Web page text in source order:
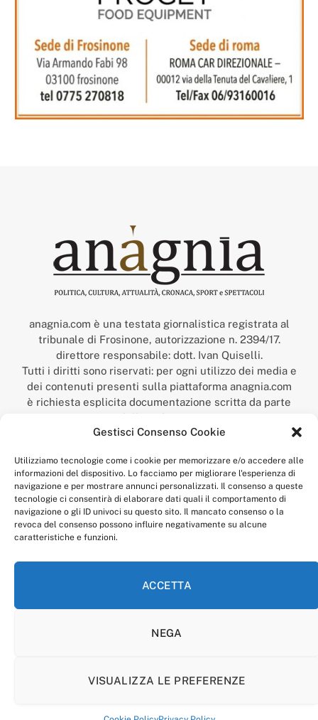
Gestisci Consenso Cookie
Utilizziamo tecnologie come i cookie per memorizzare e/o accedere alle
informazioni del dispositivo. Lo facciamo per migliorare l'esperienza di
navigazione e per mostrare annunci personalizzati. Il consenso a queste
tecnologie ci consentirà di elaborare dati quali il comportamento di
navigazione o gli ID univoci su questo sito. Il mancato consenso o la
revoca del consenso possono influire negativamente su alcune
caratteristiche e funzioni.
ACCETTA
NEGA
VISUALIZZA LE PREFERENZE
anagnia.com è una testata giornalistica registrata al
tribunale di Frosinone, autorizzazione n. 2394/17.
direttore responsabile: dott. Ivan Quiselli.
Tutti i diritti sono riservati: per ogni utilizzo dei media e
dei contenuti presenti sulla piattaforma anagnia.com
è richiesta esplicita documentazione scritta da parte
della redazione.
“Anagnia” è un marchio registrato presso l’Ufficio Italiano
Economico,
num. registrazione: 302017000014044 del 9 febbraio 2017.
Per contatti:redazione@anagnia.com
COOKIE POLICY